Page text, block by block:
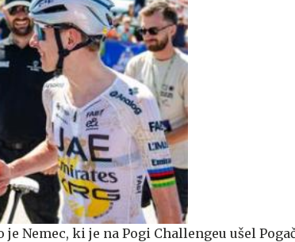
Nemec, ki je na Pogi Challengeu ušel